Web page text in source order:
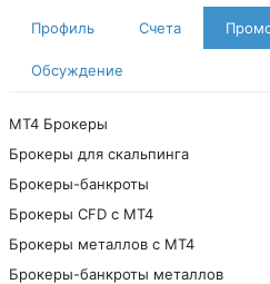
Профиль Счета
Обсуждение
МТ4 Брокеры
Брокеры для скальпинга
Брокеры-банкроты
Брокеры CFD с МТ4
Брокеры металлов с МТ4
Брокеры-банкроты металлов